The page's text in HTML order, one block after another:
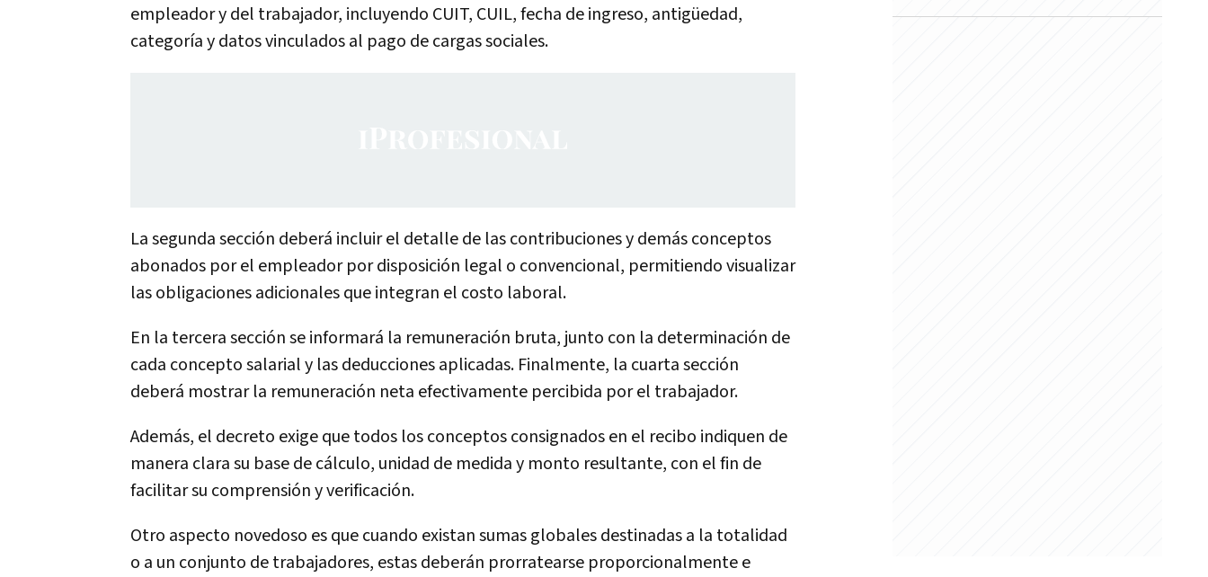
empleador y del trabajador, incluyendo CUIT, CUIL, fecha de ingreso, antigüedad,
categoría y datos vinculados al pago de cargas sociales.
La segunda sección deberá incluir el detalle de las contribuciones y demás conceptos
abonados por el empleador por disposición legal o convencional, permitiendo visualizar
las obligaciones adicionales que integran el costo laboral.
En la tercera sección se informará la remuneración bruta, junto con la determinación de
cada concepto salarial y las deducciones aplicadas. Finalmente, la cuarta sección
deberá mostrar la remuneración neta efectivamente percibida por el trabajador.
Además, el decreto exige que todos los conceptos consignados en el recibo indiquen de
manera clara su base de cálculo, unidad de medida y monto resultante, con el fin de
facilitar su comprensión y verificación.
Otro aspecto novedoso es que cuando existan sumas globales destinadas a la totalidad
o a un conjunto de trabajadores, estas deberán prorratearse proporcionalmente e